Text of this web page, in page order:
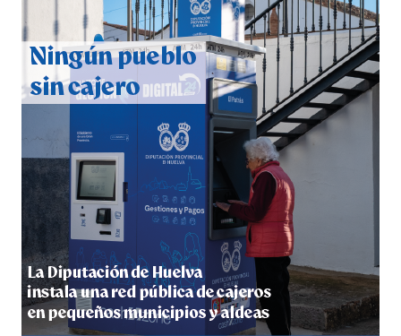
CUARTA CORRIDA DE LAS FIESTAS COLOMBINAS
2026
hace 4 días·Huelvatv
4º DÍA DE LAS FIESTAS COLOMBINAS 2026
hace 5 días·Huelvatv